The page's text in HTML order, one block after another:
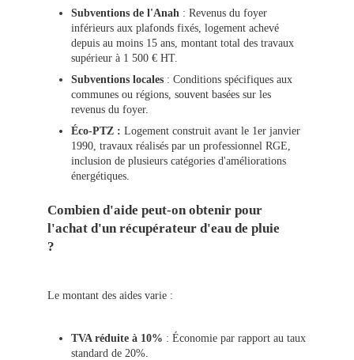
Subventions de l'Anah : Revenus du foyer
inférieurs aux plafonds fixés, logement achevé
depuis au moins 15 ans, montant total des travaux
supérieur à 1 500 € HT.
Subventions locales : Conditions spécifiques aux
communes ou régions, souvent basées sur les
revenus du foyer.
Éco-PTZ : Logement construit avant le 1er janvier
1990, travaux réalisés par un professionnel RGE,
inclusion de plusieurs catégories d'améliorations
énergétiques.
Combien d'aide peut-on obtenir pour
l'achat d'un récupérateur d'eau de pluie
?
Le montant des aides varie :
TVA réduite à 10% : Économie par rapport au taux
standard de 20%.